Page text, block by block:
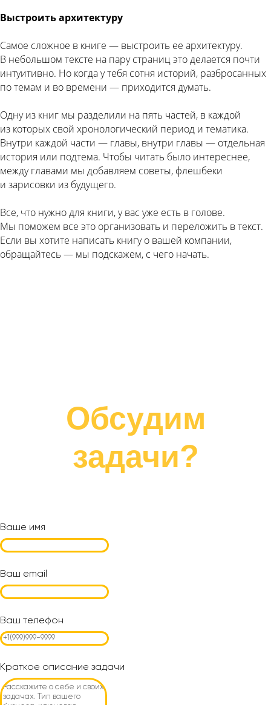
Выстроить архитектуру
Самое сложное в книге — выстроить ее архитектуру.
В небольшом тексте на пару страниц это делается почти
интуитивно. Но когда у тебя сотня историй, разбросанных
по темам и во времени — приходится думать.
Одну из книг мы разделили на пять частей, в каждой
из которых свой хронологический период и тематика.
Внутри каждой части — главы, внутри главы — отдельная
история или подтема. Чтобы читать было интереснее,
между главами мы добавляем советы, флешбеки
и зарисовки из будущего.
Все, что нужно для книги, у вас уже есть в голове.
Мы поможем все это организовать и переложить в текст.
Если вы хотите написать книгу о вашей компании,
обращайтесь — мы подскажем, с чего начать.
Обсудим
задачи?
Ваше имя
Ваш email
Ваш телефон
Краткое описание задачи